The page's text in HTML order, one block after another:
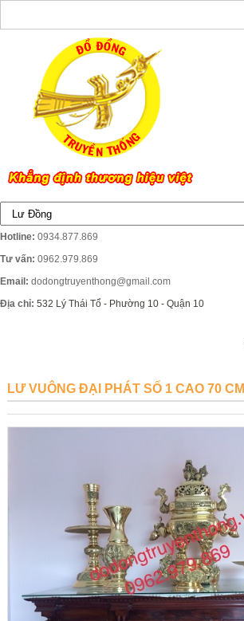
Hotline: 0934.877.869
Tư vấn: 0962.979.869
Email: dodongtruyenthong@gmail.com
Địa chỉ: 532 Lý Thái Tổ - Phường 10 - Quận 10
LƯ VUÔNG ĐẠI PHÁT SỐ 1 CAO 70 CM